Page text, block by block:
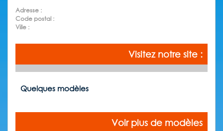
Adresse :
Code postal :
Ville :
Visitez notre site :
Quelques modèles
Voir plus de modèles